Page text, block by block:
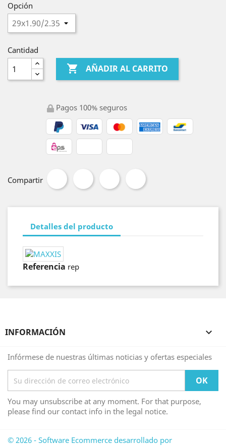
Opción
Cantidad
 AÑADIR AL CARRITO
Pagos 100% seguros
Compartir
Detalles del producto
Referencia rep
INFORMACIÓN 
Infórmese de nuestras últimas noticias y ofertas especiales
You may unsubscribe at any moment. For that purpose,
please find our contact info in the legal notice.
© 2026 - Software Ecommerce desarrollado por